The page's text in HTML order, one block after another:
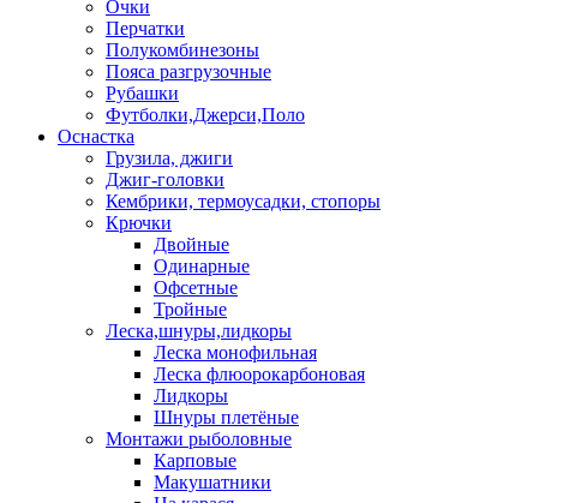
Очки
Перчатки
Полукомбинезоны
Пояса разгрузочные
Рубашки
Футболки,Джерси,Поло
Оснастка
Грузила, джиги
Джиг-головки
Кембрики, термоусадки, стопоры
Крючки
Двойные
Одинарные
Офсетные
Тройные
Леска,шнуры,лидкоры
Леска монофильная
Леска флюорокарбоновая
Лидкоры
Шнуры плетёные
Монтажи рыболовные
Карповые
Макушатники